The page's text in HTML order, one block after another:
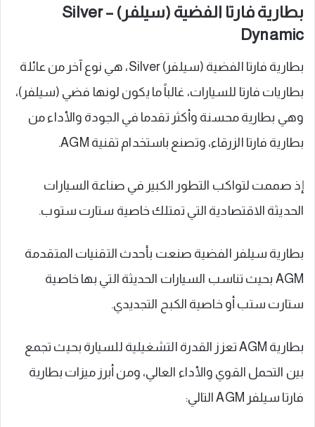
بطارية فارتا الفضية (سيلفر) – Silver
Dynamic
بطارية فارتا الفضية (سيلفر) Silver، هي نوع آخر من عائلة
بطاريات فارتا للسيارات، غالباً ما يكون لونها فضي (سيلفر)،
وهي بطارية محسنة وأكثر تقدما في الجودة والأداء من
بطارية فارتا الزرقاء، وتصنع باستخدام تقنية AGM.
إذ صممت لتواكب التطور الكبير في صناعة السيارات
الحديثة الاقتصادية التي تمتلك خاصية ستارت ستوب.
بطارية سيلفر الفضية صنعت بأحدث التقنيات المتقدمة
AGM بحيث تناسب السيارات الحديثة التي بها خاصية
ستارت ستب أو خاصية الكبح التجديدي.
بطارية AGM تعزز القدرة التشغيلية للسيارة بحيث تجمع
بين التحمل القوي والأداء العالي، ومن أبرز ميزات بطارية
فارتا سيلفر AGM التالي: